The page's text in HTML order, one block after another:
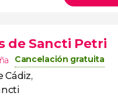
de Sancti Petri
Cancelación gratuita
Cádiz,